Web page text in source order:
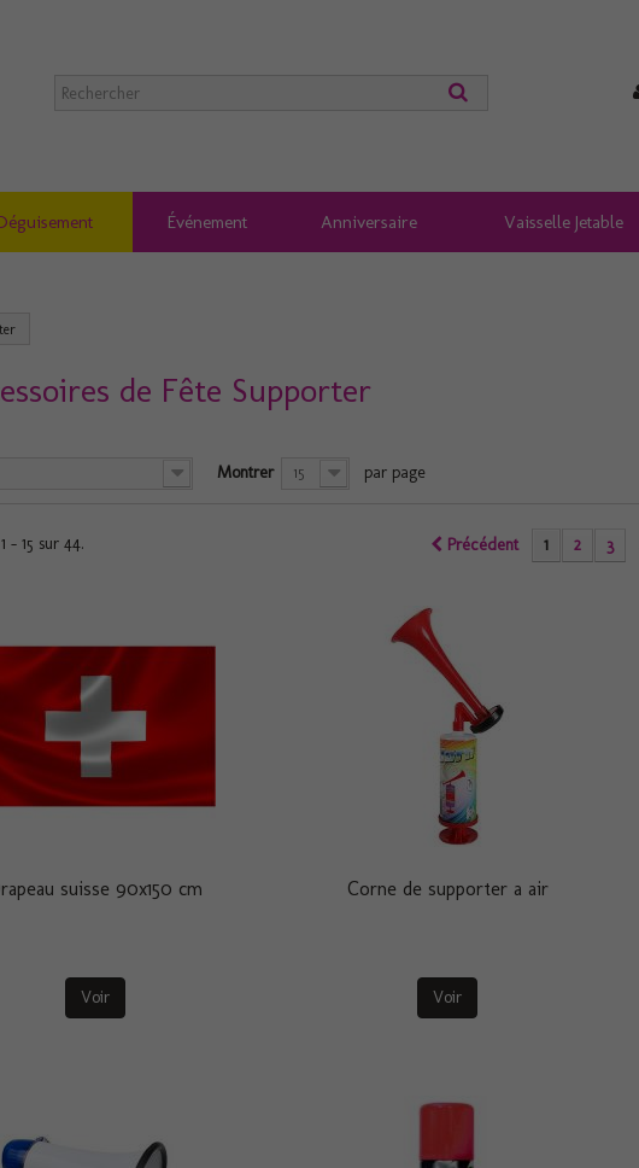
Événement Anniversaire Vaisselle Jetable
de Fête Supporter
Montrer 15 par page
Précédent 1 2 3
- 15 sur 44.
suisse 90x150 cm
Voir
Corne de supporter a air
Voir